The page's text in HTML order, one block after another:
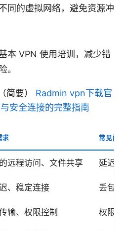
同的虚拟网络，避免资源冲
本 VPN 使用培训，减少错
。
简要） Radmin vpn下载官
安全连接的完整指南
求 常见问题
远程访问、文件共享 延迟、
、稳定连接 丢包
输、权限控制 权限